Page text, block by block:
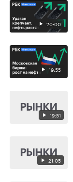
20:00
19:55
19:51
21:05